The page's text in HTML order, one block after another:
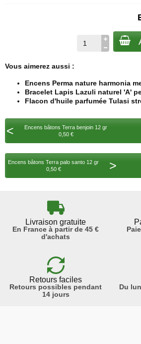
Vous aimerez aussi :
Encens Perma nature harmonia
Bracelet Lapis Lazuli naturel 'A'
Flacon d'huile parfumée Tulasi
<
Encens bâtons Terra benjoin 12 gr
0,50 €
Encens bâtons Terra palo santo 12 gr
0,50 €
>
Livraison gratuite
En France à partir de 45 €
d'achats
Retours faciles
Retours possibles pendant
14 jours
Du